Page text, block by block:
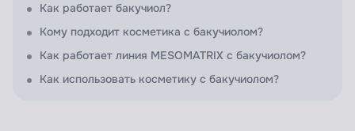
Как работает бакучиол?
Кому подходит косметика с бакучиолом?
Как работает линия MESOMATRIX с бакучиолом?
Как использовать косметику с бакучиолом?